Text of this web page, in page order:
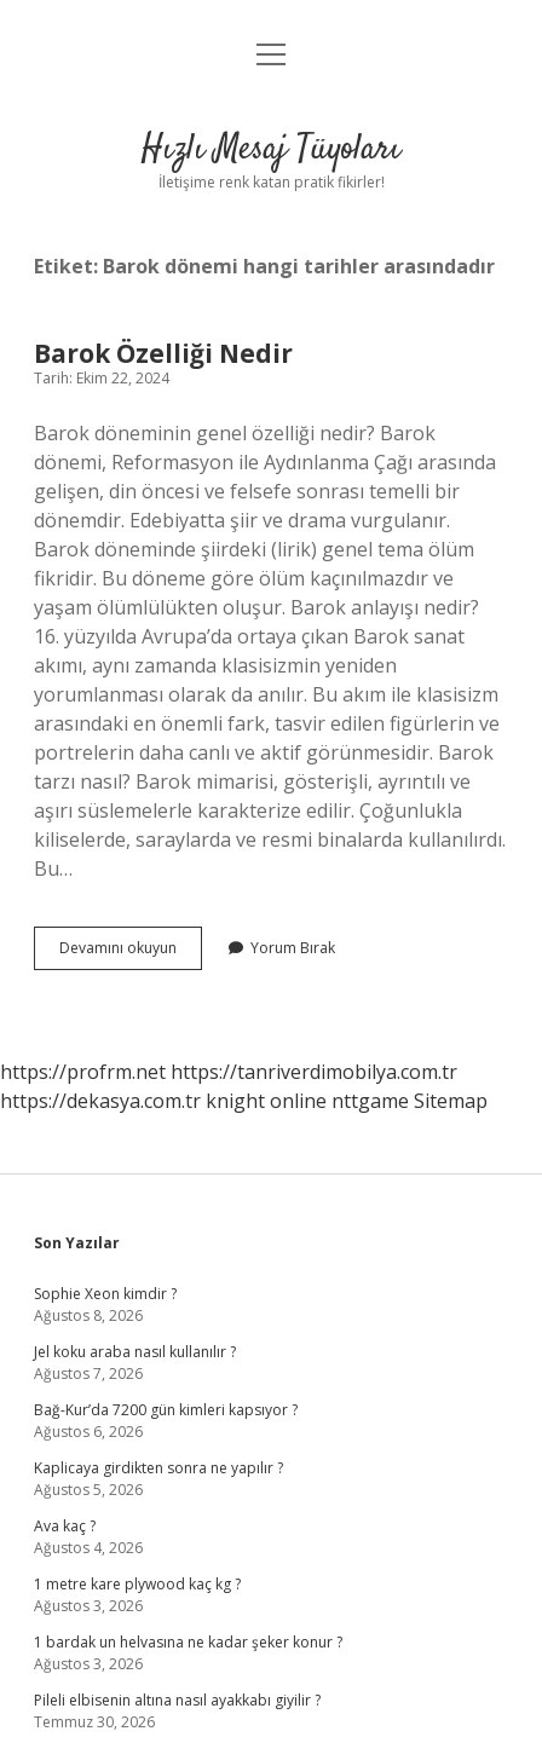
Anasayfa
Yasal Uyarı
menüyü
Hızlı Mesaj Tüyoları
İletişime renk katan pratik fikirler!
Etiket: Barok dönemi hangi tarihler arasındadır
Barok Özelliği Nedir
Tarih: Ekim 22, 2024
Barok döneminin genel özelliği nedir? Barok
dönemi, Reformasyon ile Aydınlanma Çağı arasında
gelişen, din öncesi ve felsefe sonrası temelli bir
dönemdir. Edebiyatta şiir ve drama vurgulanır.
Barok döneminde şiirdeki (lirik) genel tema ölüm
fikridir. Bu döneme göre ölüm kaçınılmazdır ve
yaşam ölümlülükten oluşur. Barok anlayışı nedir?
16. yüzyılda Avrupa’da ortaya çıkan Barok sanat
akımı, aynı zamanda klasisizmin yeniden
yorumlanması olarak da anılır. Bu akım ile klasisizm
arasındaki en önemli fark, tasvir edilen figürlerin ve
portrelerin daha canlı ve aktif görünmesidir. Barok
tarzı nasıl? Barok mimarisi, gösterişli, ayrıntılı ve
aşırı süslemelerle karakterize edilir. Çoğunlukla
kiliselerde, saraylarda ve resmi binalarda kullanılırdı.
Bu…
Devamını okuyun
Özelliği
Yorum Bırak
https://profrm.net https://tanriverdimobilya.com.tr
https://dekasya.com.tr knight online nttgame Sitemap
Sidebar
Son Yazılar
Sophie Xeon kimdir ?
Ağustos 8, 2026
Jel koku araba nasıl kullanılır ?
Ağustos 7, 2026
Bağ-Kur’da 7200 gün kimleri kapsıyor ?
Ağustos 6, 2026
Kaplicaya girdikten sonra ne yapılır ?
Ağustos 5, 2026
Ava kaç ?
Ağustos 4, 2026
1 metre kare plywood kaç kg ?
Ağustos 3, 2026
1 bardak un helvasına ne kadar şeker konur ?
Ağustos 3, 2026
Pileli elbisenin altına nasıl ayakkabı giyilir ?
Temmuz 30, 2026